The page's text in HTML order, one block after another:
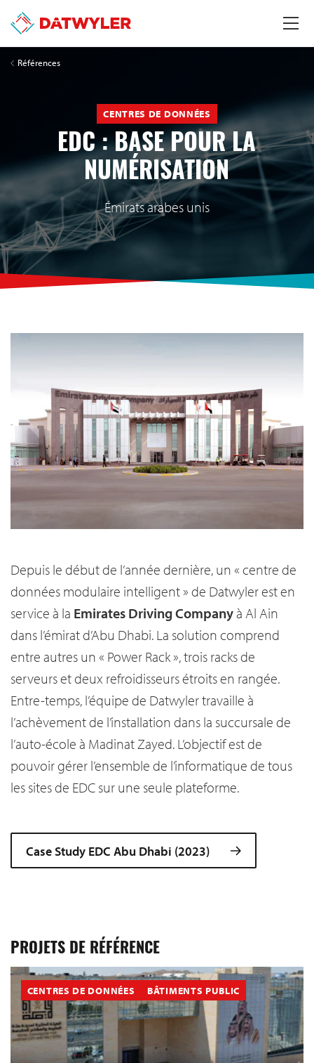
Références
CENTRES DE DONNÉES
EDC : BASE POUR LA
NUMÉRISATION
Émirats arabes unis
Depuis le début de l’année dernière, un « centre de
données modulaire intelligent » de Datwyler est en
service à la Emirates Driving Companyà Al Ain
dans l’émirat d’Abu Dhabi. La solution comprend
entre autres un « Power Rack », trois racks de
serveurs et deux refroidisseurs étroits en rangée.
Entre-temps, l’équipe de Datwyler travaille à
l’achèvement de l’installation dans la succursale de
l’auto-école à Madinat Zayed. L’objectif est de
pouvoir gérer l’ensemble de l’informatique de tous
les sites de EDC sur une seule plateforme.
Case Study EDC Abu Dhabi (2023)
PROJETS DE RÉFÉRENCE
CENTRES DE DONNÉES BÂTIMENTS PUBLIC